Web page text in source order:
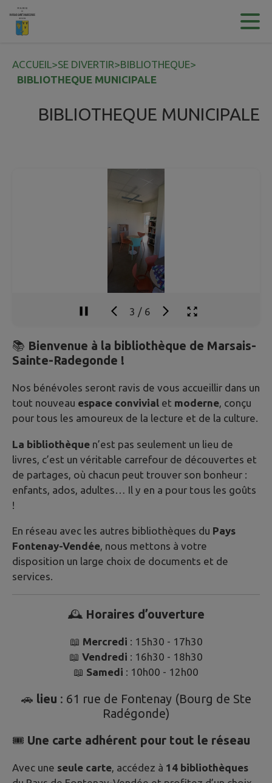
Contenu
ACCUEIL>SE DIVERTIR>BIBLIOTHEQUE>
BIBLIOTHEQUE MUNICIPALE
BIBLIOTHEQUE MUNICIPALE
3 / 6
📚 Bienvenue à la bibliothèque de Marsais-
Sainte-Radegonde !
Nos bénévoles seront ravis de vous accueillir dans un
tout nouveau espace convivial et moderne, conçu
pour tous les amoureux de la lecture et de la culture.
La bibliothèque n’est pas seulement un lieu de
livres, c’est un véritable carrefour de découvertes et
de partages, où chacun peut trouver son bonheur :
enfants, ados, adultes… Il y en a pour tous les goûts
!
En réseau avec les autres bibliothèques du Pays
Fontenay-Vendée , nous mettons à votre
disposition un large choix de documents et de
services.
🕰️ Horaires d’ouverture
📖 Mercredi : 15h30 - 17h30
📖 Vendredi : 16h30 - 18h30
📖 Samedi : 10h00 - 12h00
🚗 lieu : 61 rue de Fontenay (Bourg de Ste
Radégonde)
🎟️ Une carte adhérent pour tout le réseau
Avec une seule carte, accédez à 14 bibliothèques